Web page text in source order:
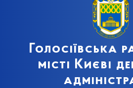
Голосіївська
місті Києві